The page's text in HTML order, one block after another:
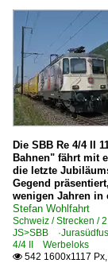
Die SBB Re 4/4 II
Bahnen" fährt mit
die letzte
Gegend
wenigen Jahren in
Stefan Wohlfahrt
Schweiz / Strecken /
JS>SBB
4/4 II Werbeloks
 542 1600x1117